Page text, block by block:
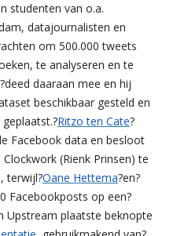
studenten van o.a.
datajournalisten en
om 500.000 tweets
te analyseren en te
?deed daaraan mee en hij
beschikbaar gesteld en
Ritzo ten Cate?
Facebook data en besloot
Clockwork (Rienk Prinsen) te
terwijl?Oane Hettema?en?
Facebookposts op een?
Upstream plaatste beknopte